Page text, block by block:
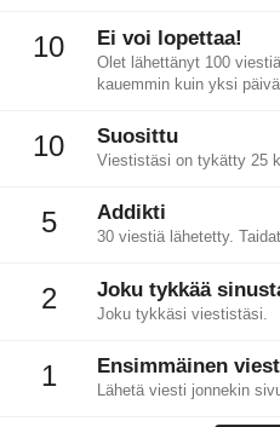
10 Ei voi lopettaa!
Olet lähettänyt 100
kauemmin kuin yksi
10 Suosittu
Viestistäsi on tykätty 25
5 Addikti
30 viestiä lähetetty.
2 Joku tykkää
Joku tykkäsi viestistäsi.
1 Ensimmäinen
Lähetä viesti jonnekin